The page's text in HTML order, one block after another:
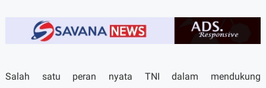
Salah satu peran nyata TNI dalam mendukung